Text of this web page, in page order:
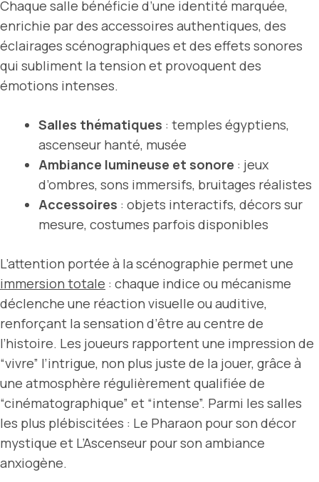
Chaque salle bénéficie d’une identité marquée,
enrichie par des accessoires authentiques, des
éclairages scénographiques et des effets sonores
qui subliment la tension et provoquent des
émotions intenses.
Salles thématiques : temples égyptiens,
ascenseur hanté, musée
Ambiance lumineuse et sonore : jeux
d’ombres, sons immersifs, bruitages réalistes
Accessoires : objets interactifs, décors sur
mesure, costumes parfois disponibles
L’attention portée à la scénographie permet une
immersion totale : chaque indice ou mécanisme
déclenche une réaction visuelle ou auditive,
renforçant la sensation d’être au centre de
l’histoire. Les joueurs rapportent une impression de
“vivre” l’intrigue, non plus juste de la jouer, grâce à
une atmosphère régulièrement qualifiée de
“cinématographique” et “intense”. Parmi les salles
les plus plébiscitées : Le Pharaon pour son décor
mystique et L’Ascenseur pour son ambiance
anxiogène.